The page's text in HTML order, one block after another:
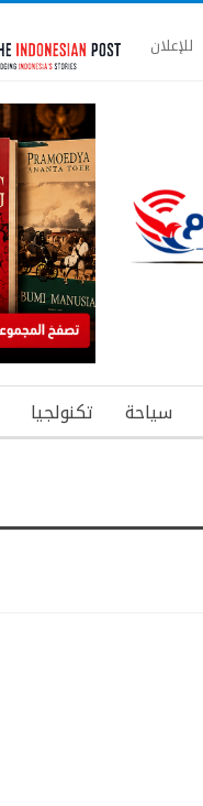
للإعلان
سياحة تكنولجيا